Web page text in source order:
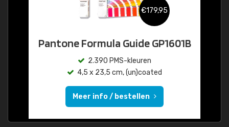
€179,95
Pantone Formula Guide GP1601B
2.390 PMS-kleuren
4,5 x 23,5 cm, (un)coated
Meer info / bestellen